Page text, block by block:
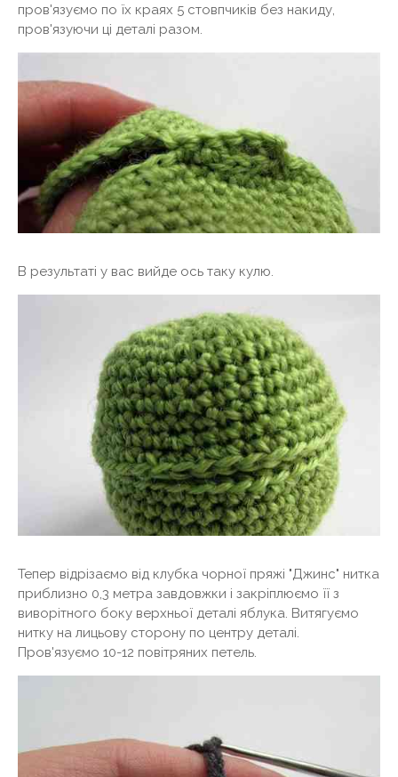
пров'язуємо по їх краях 5 стовпчиків без накиду,
пров'язуючи ці деталі разом.
В результаті у вас вийде ось таку кулю.
Тепер відрізаємо від клубка чорної пряжі "Джинс" нитка
приблизно 0,3 метра завдовжки і закріплюємо її з
виворітного боку верхньої деталі яблука. Витягуємо
нитку на лицьову сторону по центру деталі.
Пров'язуємо 10-12 повітряних петель.